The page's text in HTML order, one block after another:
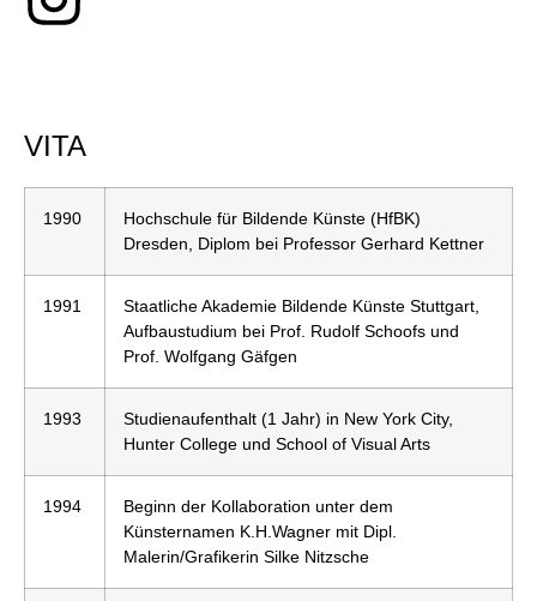
VITA
1990
Hochschule für Bildende Künste (HfBK)
Dresden, Diplom bei Professor Gerhard Kettner
1991
Staatliche Akademie Bildende Künste Stuttgart,
Aufbaustudium bei Prof. Rudolf Schoofs und
Prof. Wolfgang Gäfgen
1993
Studienaufenthalt (1 Jahr) in New York City,
Hunter College und School of Visual Arts
1994
Beginn der Kollaboration unter dem
Künsternamen K.H.Wagner mit Dipl.
Malerin/Grafikerin Silke Nitzsche